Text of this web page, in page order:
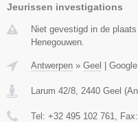
Jeurissen investigations
Niet gevestigd in de
Henegouwen.
Antwerpen » Geel |
Larum 42/8 2440 Geel (
Tel: +32 495 102 761 , Fax: